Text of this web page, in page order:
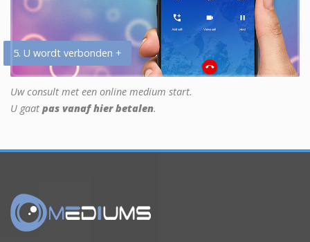
5. U wordt verbonden +
Uw consult met een online medium start.
U gaat pas vanaf hier betalen.